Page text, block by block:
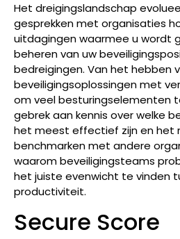
Het dreigingslandschap
gesprekken met organisaties
uitdagingen waarmee u wordt
beheren van uw
bedreigingen. Van het hebben
beveiligingsoplossingen met
om veel besturingselementen
gebrek aan kennis over welke
het meest effectief zijn en het
benchmarken met andere
waarom beveiligingsteams
het juiste evenwicht te vinden
productiviteit.
Secure Score